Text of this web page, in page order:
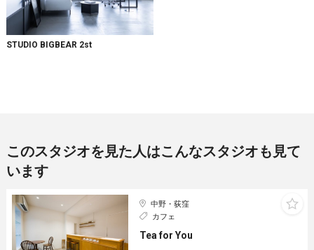
STUDIO BIGBEAR 2st
このスタジオを見た人はこんなスタジオも見て
います
中野・荻窪
カフェ
Tea for You